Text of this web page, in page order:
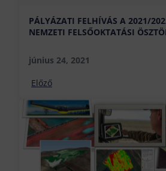
PÁLYÁZATI FELHÍVÁS A 2021/
NEMZETI FELSŐOKTATÁSI
június 24, 2021
Előző